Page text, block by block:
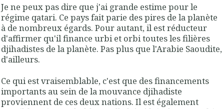
Je ne peux pas dire que j'ai grande estime pour le
régime qatari. Ce pays fait parie des pires de la planète
à de nombreux égards. Pour autant, il est réducteur
d'affirmer qu'il finance urbi et orbi toutes les filières
djihadistes de la planète. Pas plus que l'Arabie Saoudite,
d'ailleurs.
Ce qui est vraisemblable, c'est que des financements
importants au sein de la mouvance djihadiste
proviennent de ces deux nations. Il est également